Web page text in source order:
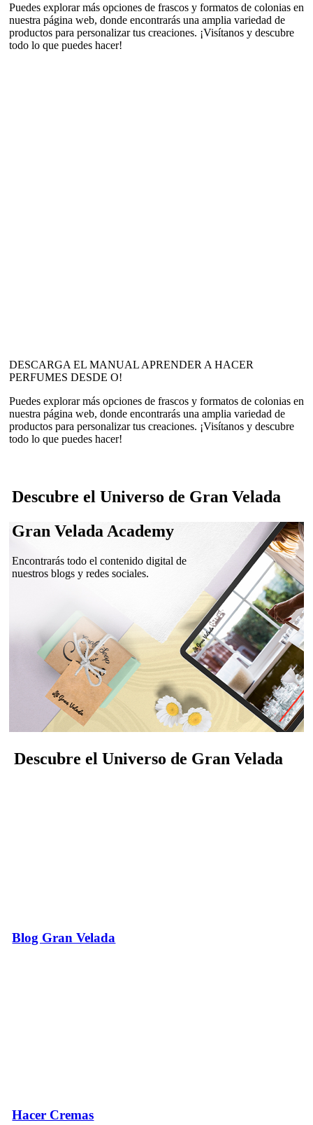
Puedes explorar más opciones de frascos y formatos de colonias en
nuestra página web, donde encontrarás una amplia variedad de
productos para personalizar tus creaciones. ¡Visítanos y descubre
todo lo que puedes hacer!
DESCARGA EL MANUAL APRENDER A HACER
PERFUMES DESDE O!
Puedes explorar más opciones de frascos y formatos de colonias en
nuestra página web, donde encontrarás una amplia variedad de
productos para personalizar tus creaciones. ¡Visítanos y descubre
todo lo que puedes hacer!
Descubre el Universo de Gran Velada
Gran Velada Academy
Encontrarás todo el contenido digital de
nuestros blogs y redes sociales.
Descubre el Universo de Gran Velada
Blog Gran Velada
Hacer Cremas